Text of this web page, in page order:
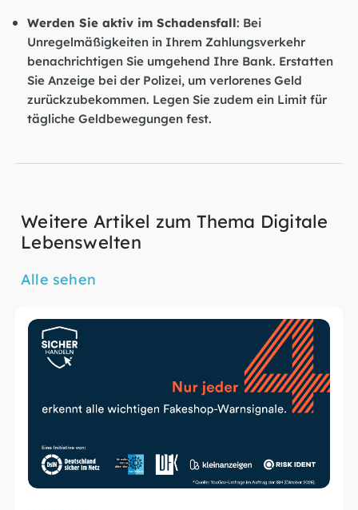
Werden Sie aktiv im Schadensfall: Bei
Unregelmäßigkeiten in Ihrem Zahlungsverkehr
benachrichtigen Sie umgehend Ihre Bank. Erstatten
Sie Anzeige bei der Polizei, um verlorenes Geld
zurückzubekommen. Legen Sie zudem ein Limit für
tägliche Geldbewegungen fest.
Weitere Artikel zum Thema Digitale
Lebenswelten
Alle sehen